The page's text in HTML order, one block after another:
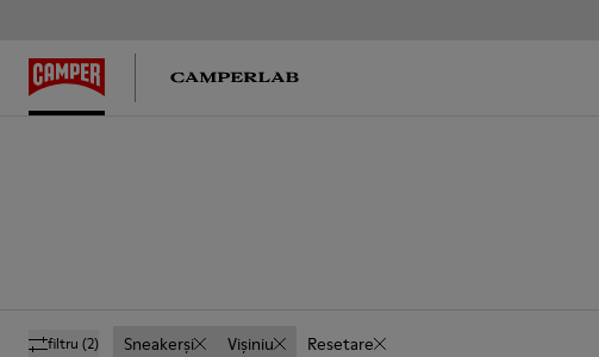
filtru (2) Sneakerși Vișiniu Resetare